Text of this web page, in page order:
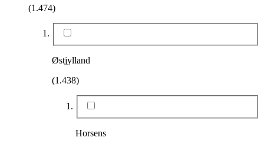
(1.474)
Østjylland
(1.438)
Horsens